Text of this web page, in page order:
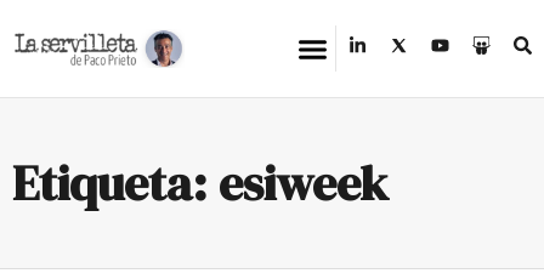
Etiqueta: esiweek